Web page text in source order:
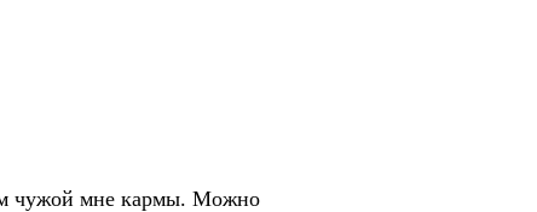
чужой мне кармы. Можно